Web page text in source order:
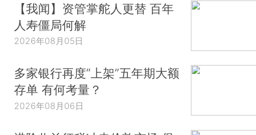
【我闻】资管掌舵人更替 百年
人寿僵局何解
2026年08月05日
多家银行再度“上架”五年期大额
存单 有何考量？
2026年08月06日